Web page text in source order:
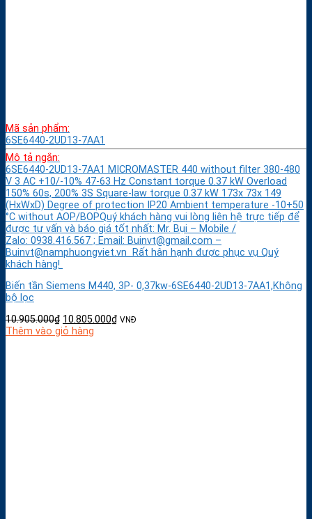
Mã sản phẩm:
6SE6440-2UD13-7AA1
Mô tả ngắn:
6SE6440-2UD13-7AA1 MICROMASTER 440 without filter 380-480
V 3 AC +10/-10% 47-63 Hz Constant torque 0.37 kW Overload
150% 60s, 200% 3S Square-law torque 0.37 kW 173x 73x 149
(HxWxD) Degree of protection IP20 Ambient temperature -10+50
°C without AOP/BOPQuý khách hàng vui lòng liên hệ trực tiếp để
được tư vấn và báo giá tốt nhất: Mr. Bụi – Mobile /
Zalo: 0938.416.567 ; Email: Buinvt@gmail.com –
Buinvt@namphuongviet.vn Rất hân hạnh được phục vụ Quý
khách hàng!
Biến tần Siemens M440, 3P- 0,37kw-6SE6440-2UD13-7AA1,Không
bộ lọc
10.905.000₫ 10.805.000₫ VNĐ
Thêm vào giỏ hàng